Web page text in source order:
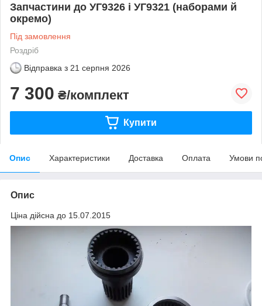
Запчастини до УГ9326 і УГ9321 (наборами й
окремо)
Під замовлення
Роздріб
Відправка з 21 серпня 2026
7 300 ₴/комплект
Купити
Опис Характеристики Доставка Оплата Умови
Опис
Ціна дійсна до 15.07.2015